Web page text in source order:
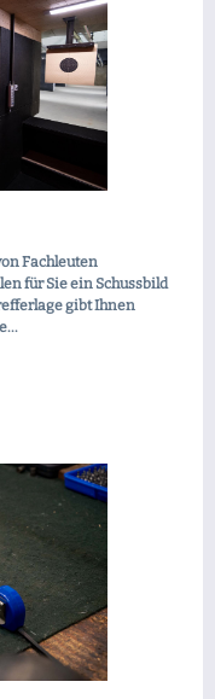
Fachleuten
für Sie ein Schussbild
gibt Ihnen